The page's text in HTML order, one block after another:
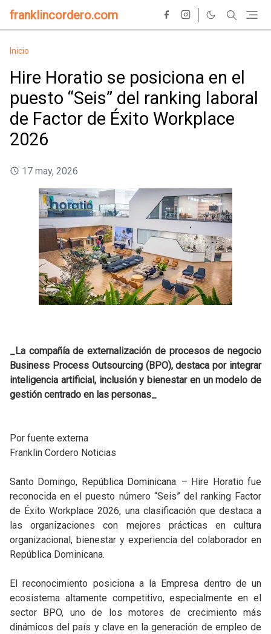
franklincordero.com
Inicio
Hire Horatio se posiciona en el
puesto “Seis” del ranking laboral
de Factor de Éxito Workplace
2026
17 may, 2026
_La compañía de externalización de procesos de negocio
Business Process Outsourcing (BPO), destaca por integrar
inteligencia artificial, inclusión y bienestar en un modelo de
gestión centrado en las personas_
Por fuente externa
Franklin Cordero Noticias
Santo Domingo, República Dominicana. – Hire Horatio fue
reconocida en el puesto número “Seis” del ranking Factor
de Éxito Workplace 2026, una clasificación que destaca a
las organizaciones con mejores prácticas en cultura
organizacional, bienestar y experiencia del colaborador en
República Dominicana.
El reconocimiento posiciona a la Empresa dentro de un
ecosistema altamente competitivo, especialmente en el
sector BPO, uno de los motores de crecimiento más
dinámicos del país y clave en la generación de empleo de